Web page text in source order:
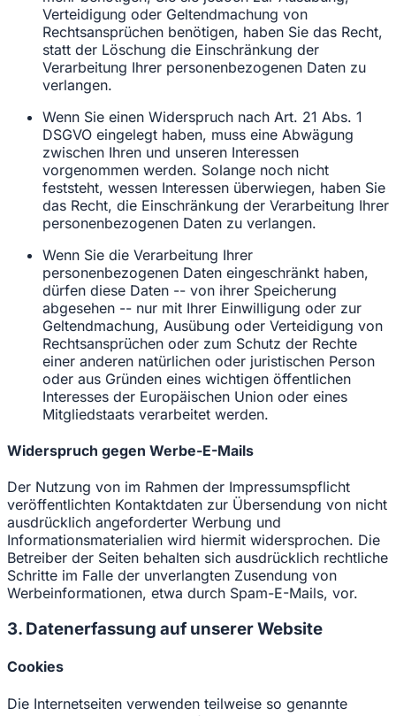
Verteidigung oder Geltendmachung von
Rechtsansprüchen benötigen, haben Sie das Recht,
statt der Löschung die Einschränkung der
Verarbeitung Ihrer personenbezogenen Daten zu
verlangen.
Wenn Sie einen Widerspruch nach Art. 21 Abs. 1
DSGVO eingelegt haben, muss eine Abwägung
zwischen Ihren und unseren Interessen
vorgenommen werden. Solange noch nicht
feststeht, wessen Interessen überwiegen, haben Sie
das Recht, die Einschränkung der Verarbeitung Ihrer
personenbezogenen Daten zu verlangen.
Wenn Sie die Verarbeitung Ihrer
personenbezogenen Daten eingeschränkt haben,
dürfen diese Daten -- von ihrer Speicherung
abgesehen -- nur mit Ihrer Einwilligung oder zur
Geltendmachung, Ausübung oder Verteidigung von
Rechtsansprüchen oder zum Schutz der Rechte
einer anderen natürlichen oder juristischen Person
oder aus Gründen eines wichtigen öffentlichen
Interesses der Europäischen Union oder eines
Mitgliedstaats verarbeitet werden.
Widerspruch gegen Werbe-E-Mails
Der Nutzung von im Rahmen der Impressumspflicht
veröffentlichten Kontaktdaten zur Übersendung von nicht
ausdrücklich angeforderter Werbung und
Informationsmaterialien wird hiermit widersprochen. Die
Betreiber der Seiten behalten sich ausdrücklich rechtliche
Schritte im Falle der unverlangten Zusendung von
Werbeinformationen, etwa durch Spam-E-Mails, vor.
3. Datenerfassung auf unserer Website
Cookies
Die Internetseiten verwenden teilweise so genannte